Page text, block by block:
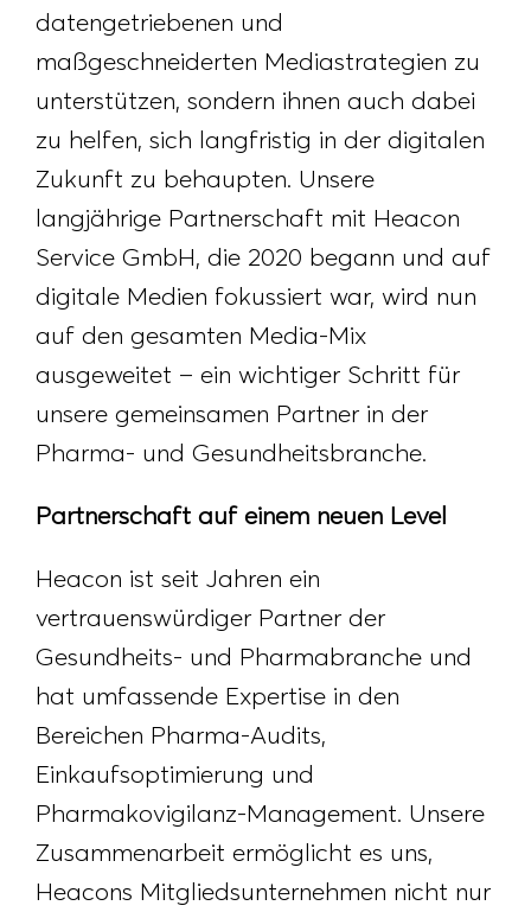
datengetriebenen und
maßgeschneiderten Mediastrategien zu
unterstützen, sondern ihnen auch dabei
zu helfen, sich langfristig in der digitalen
Zukunft zu behaupten. Unsere
langjährige Partnerschaft mit Heacon
Service GmbH, die 2020 begann und auf
digitale Medien fokussiert war, wird nun
auf den gesamten Media-Mix
ausgeweitet – ein wichtiger Schritt für
unsere gemeinsamen Partner in der
Pharma- und Gesundheitsbranche.
Partnerschaft auf einem neuen Level
Heacon ist seit Jahren ein
vertrauenswürdiger Partner der
Gesundheits- und Pharmabranche und
hat umfassende Expertise in den
Bereichen Pharma-Audits,
Einkaufsoptimierung und
Pharmakovigilanz-Management. Unsere
Zusammenarbeit ermöglicht es uns,
Heacons Mitgliedsunternehmen nicht nur